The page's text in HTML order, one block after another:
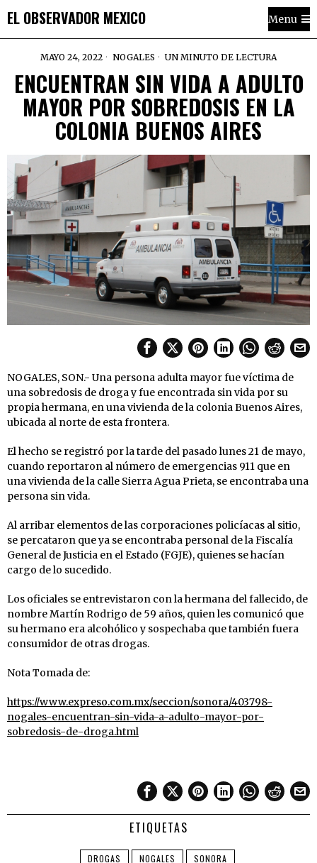
EL OBSERVADOR MEXICO Menu
MAYO 24, 2022 NOGALES UN MINUTO DE LECTURA
ENCUENTRAN SIN VIDA A ADULTO
MAYOR POR SOBREDOSIS EN LA
COLONIA BUENOS AIRES
NOGALES, SON.- Una persona adulta mayor fue víctima de
una sobredosis de droga y fue encontrada sin vida por su
propia hermana, en una vivienda de la colonia Buenos Aires,
ubicada al norte de esta frontera.
El hecho se registró por la tarde del pasado lunes 21 de mayo,
cuando reportaron al número de emergencias 911 que en
una vivienda de la calle Sierra Agua Prieta, se encontraba una
persona sin vida.
Al arribar elementos de las corporaciones policíacas al sitio,
se percataron que ya se encontraba personal de la Fiscalía
General de Justicia en el Estado (FGJE), quienes se hacían
cargo de lo sucedido.
Los oficiales se entrevistaron con la hermana del fallecido, de
nombre Martín Rodrigo de 59 años, quien les comunicó que
su hermano era alcohólico y sospechaba que también fuera
consumidor de otras drogas.
Nota Tomada de:
https://www.expreso.com.mx/seccion/sonora/403798-
nogales-encuentran-sin-vida-a-adulto-mayor-por-
sobredosis-de-droga.html
ETIQUETAS
DROGAS NOGALES SONORA